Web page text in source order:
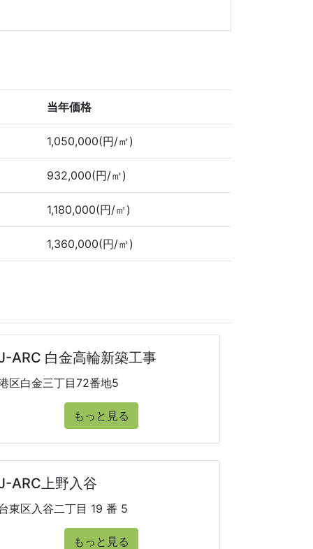
当年価格
1,050,000(円/㎡)
932,000(円/㎡)
1,180,000(円/㎡)
1,360,000(円/㎡)
ARC 白金高輪新築工事
区白金三丁目72番地5
もっと見る
ARC上野入谷
東区入谷二丁目 19 番 5
もっと見る